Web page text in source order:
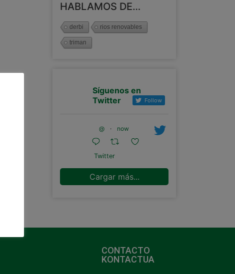
HABLAMOS DE…
derbi rios renovables
triman
Síguenos en
Twitter
Follow
@ · now
Twitter
Cargar más...
CONTACTO
KONTACTUA